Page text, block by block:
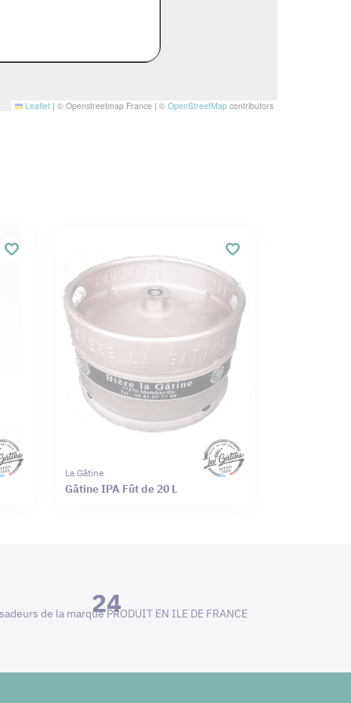
Leaflet | © Openstreetmap France | © OpenStreetMap contributors
La Gâtine
Gâtine IPA Fût de 20 L
24
de la marque PRODUIT EN ILE DE FRANCE